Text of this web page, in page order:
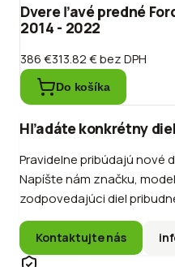
Dvere ľavé predné
2014 - 2022
386 €313.82 €bez DPH
Do košíka
Hľadáte konkrétny
Pravidelne pribúdajú nové
Napíšte nám značku,
zodpovedajúci diel
Kontaktujte nás